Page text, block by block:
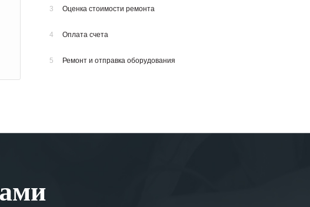
3 Оценка стоимости ремонта
4 Оплата счета
5 Ремонт и отправка оборудования